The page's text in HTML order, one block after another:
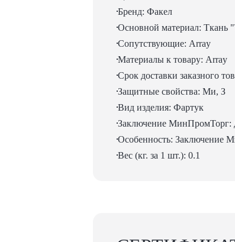
Бренд: Факел
Основной материал: Ткань
Сопутствующие: Array
Материалы к товару: Array
Срок доставки заказного
Защитные свойства: Ми, З
Вид изделия: Фартук
Заключение МинПромТорг:
Особенность: Заключение
Вес (кг. за 1 шт.): 0.1